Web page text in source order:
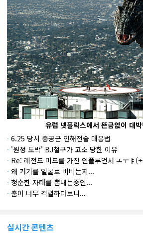
유럽 넷플릭스에서 뜬금없이 대
· 6.25 당시 중공군 인해전술 대응법
· '원정 도박' BJ철구가 고소 당한 이유
· Re: 레전드 미드를 가진 인플루언서 ㅗㅜㅑ
· 왜 거기를 얼굴로 비비는지...
· 청순한 자태를 뽐내는중인...
· 춤이 너무 격렬하다보니...
실시간 콘텐츠